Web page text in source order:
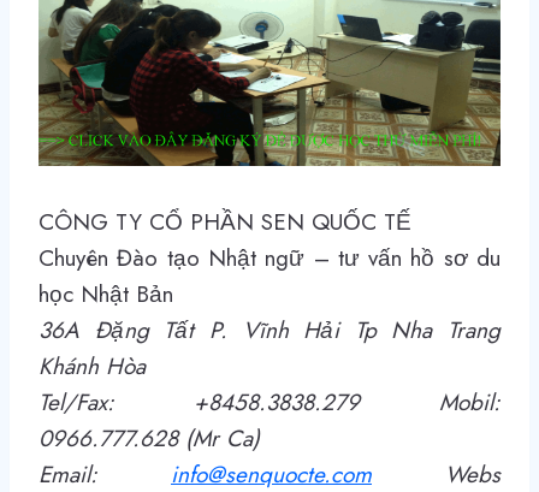
CÔNG TY CỔ PHẦN SEN QUỐC TẾ
Chuyên Đào tạo Nhật ngữ – tư vấn hồ sơ du
học Nhật Bản
36A Đặng Tất P. Vĩnh Hải Tp Nha Trang
Khánh Hòa
Tel/Fax: +8458.3838.279 Mobil:
0966.777.628 (Mr Ca)
Email: info@senquocte.com
Webs